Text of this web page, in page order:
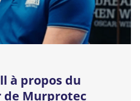
à propos du
de Murprotec